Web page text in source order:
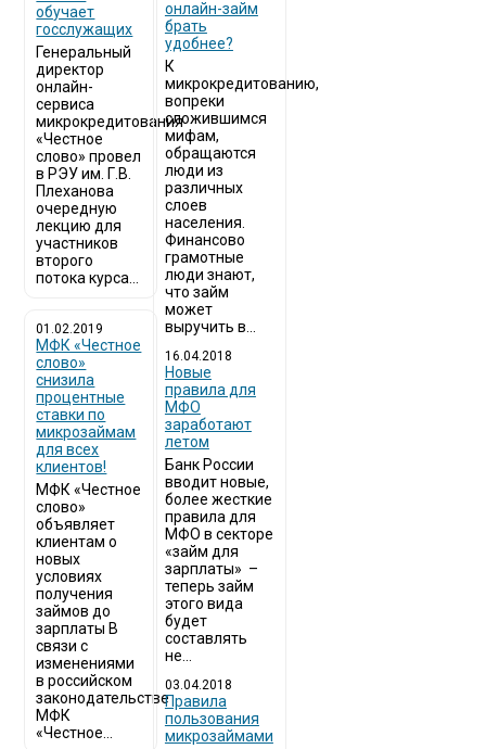
обучает
госслужащих
Генеральный
директор
онлайн-
сервиса
микрокредитования
«Честное
слово» провел
в РЭУ им. Г.В.
Плеханова
очередную
лекцию для
участников
второго
потока курса...
01.02.2019
МФК «Честное
слово»
снизила
процентные
ставки по
микрозаймам
для всех
клиентов!
МФК «Честное
слово»
объявляет
клиентам о
новых
условиях
получения
займов до
зарплаты В
связи с
изменениями
в российском
законодательстве
МФК
«Честное...
онлайн-займ
брать
удобнее?
К
микрокредитованию,
вопреки
сложившимся
мифам,
обращаются
люди из
различных
слоев
населения.
Финансово
грамотные
люди знают,
что займ
может
выручить в...
16.04.2018
Новые
правила для
МФО
заработают
летом
Банк России
вводит новые,
более жесткие
правила для
МФО в секторе
«займ для
зарплаты» –
теперь займ
этого вида
будет
составлять
не...
03.04.2018
​Правила
пользования
микрозаймами